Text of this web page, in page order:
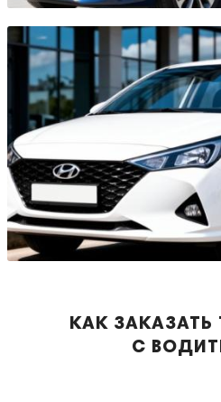
КАК ЗАКАЗАТЬ
С